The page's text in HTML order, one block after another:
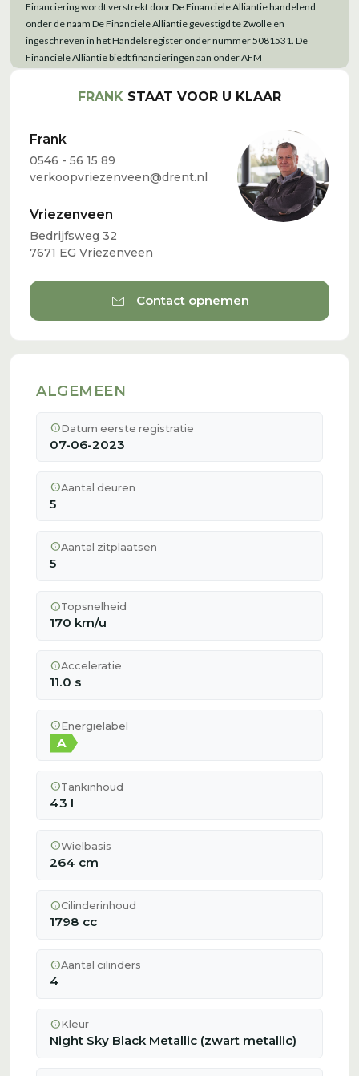
FRANK STAAT VOOR U KLAAR
Frank
0546 - 56 15 89
verkoopvriezenveen@drent.nl
Vriezenveen
Bedrijfsweg 32
7671 EG Vriezenveen
mail Contact opnemen
ALGEMEEN
infoDatum eerste registratie
07-06-2023
infoAantal deuren
5
infoAantal zitplaatsen
5
infoTopsnelheid
170 km/u
infoAcceleratie
11.0 s
infoEnergielabel
A
infoTankinhoud
43 l
infoWielbasis
264 cm
infoCilinderinhoud
1798 cc
infoAantal cilinders
4
infoKleur
Night Sky Black Metallic (zwart metallic)